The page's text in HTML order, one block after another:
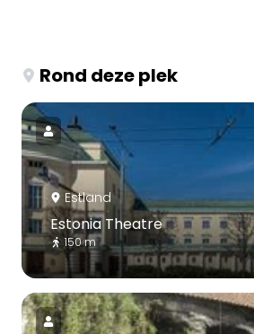
Rond deze plek
Estland
Estonia Theatre
150 m